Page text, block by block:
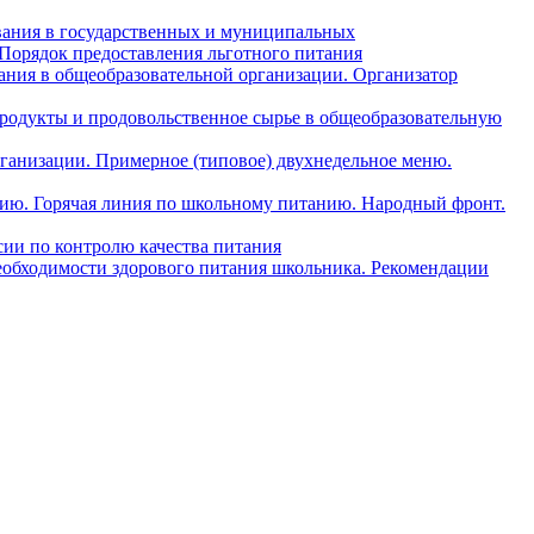
в государственных и муниципальных
предоставления льготного питания
в общеобразовательной организации. Организатор
и продовольственное сырье в общеобразовательную
Примерное (типовое) двухнедельное меню.
Горячая линия по школьному питанию. Народный фронт.
по контролю качества питания
здорового питания школьника. Рекомендации